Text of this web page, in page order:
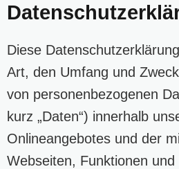
Diese
Art, den Umfang und
von personenbezogenen
kurz „Daten“) innerhalb
Onlineangebotes und der
Webseiten, Funktionen